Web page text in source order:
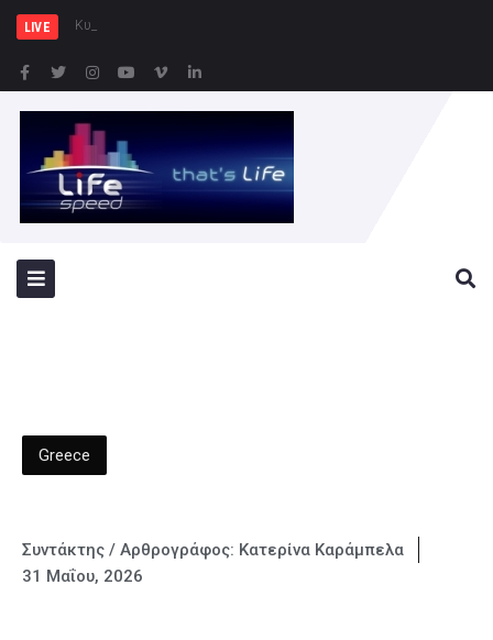
LIVE Κυρ. Μητσοτάκης: Η χώρα
Greece
Συντάκτης / Αρθρογράφος: Κατερίνα Καράμπελα
31 Μαΐου, 2026